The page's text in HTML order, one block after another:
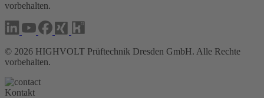
vorbehalten.
© 2026 HIGHVOLT Prüftechnik Dresden GmbH. Alle Rechte
vorbehalten.
Kontakt